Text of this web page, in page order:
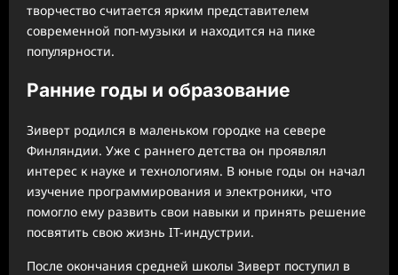
творчество считается ярким представителем
современной поп-музыки и находится на пике
популярности.
Ранние годы и образование
Зиверт родился в маленьком городке на севере
Финляндии. Уже с раннего детства он проявлял
интерес к науке и технологиям. В юные годы он начал
изучение программирования и электроники, что
помогло ему развить свои навыки и принять решение
посвятить свою жизнь IT-индустрии.
После окончания средней школы Зиверт поступил в